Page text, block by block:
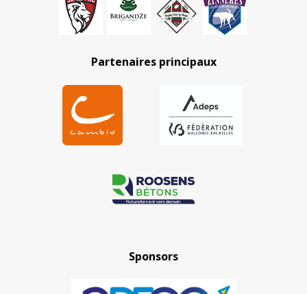
Partenaires principaux
Sponsors